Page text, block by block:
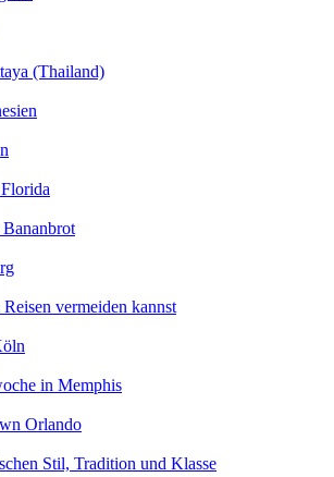
(Thailand)
vermeiden kannst
in Memphis
Orlando
Stil, Tradition und Klasse